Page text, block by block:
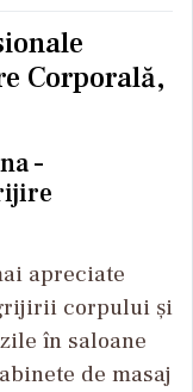
Corporală,
–
apreciate
corpului și
în saloane
de masaj